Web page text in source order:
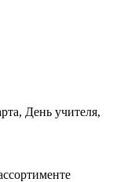
День учителя,